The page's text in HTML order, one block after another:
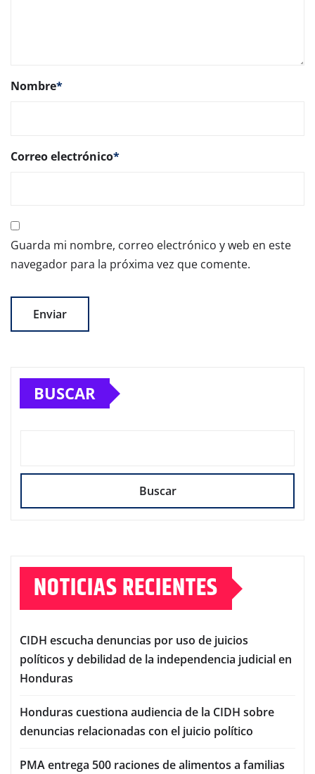
Nombre*
Correo electrónico*
Guarda mi nombre, correo electrónico y web en este
navegador para la próxima vez que comente.
BUSCAR
Buscar
NOTICIAS RECIENTES
CIDH escucha denuncias por uso de juicios
políticos y debilidad de la independencia judicial en
Honduras
Honduras cuestiona audiencia de la CIDH sobre
denuncias relacionadas con el juicio político
PMA entrega 500 raciones de alimentos a familias